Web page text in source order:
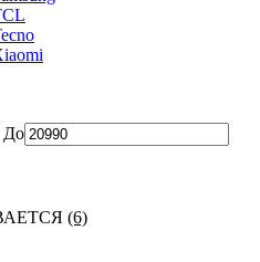
До
(6)